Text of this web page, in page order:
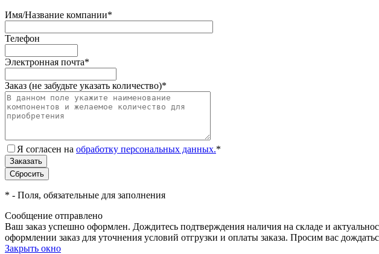
Имя/Название компании*
Телефон
Электронная почта*
Заказ (не забудьте указать количество)*
Я согласен на обработку персональных данных.*
* - Поля, обязательные для заполнения
Сообщение отправлено
Ваш заказ успешно оформлен. Дождитесь подтверждения наличия на складе и
оформлении заказ для уточнения условий отгрузки и оплаты заказа. Просим вас
Закрыть окно